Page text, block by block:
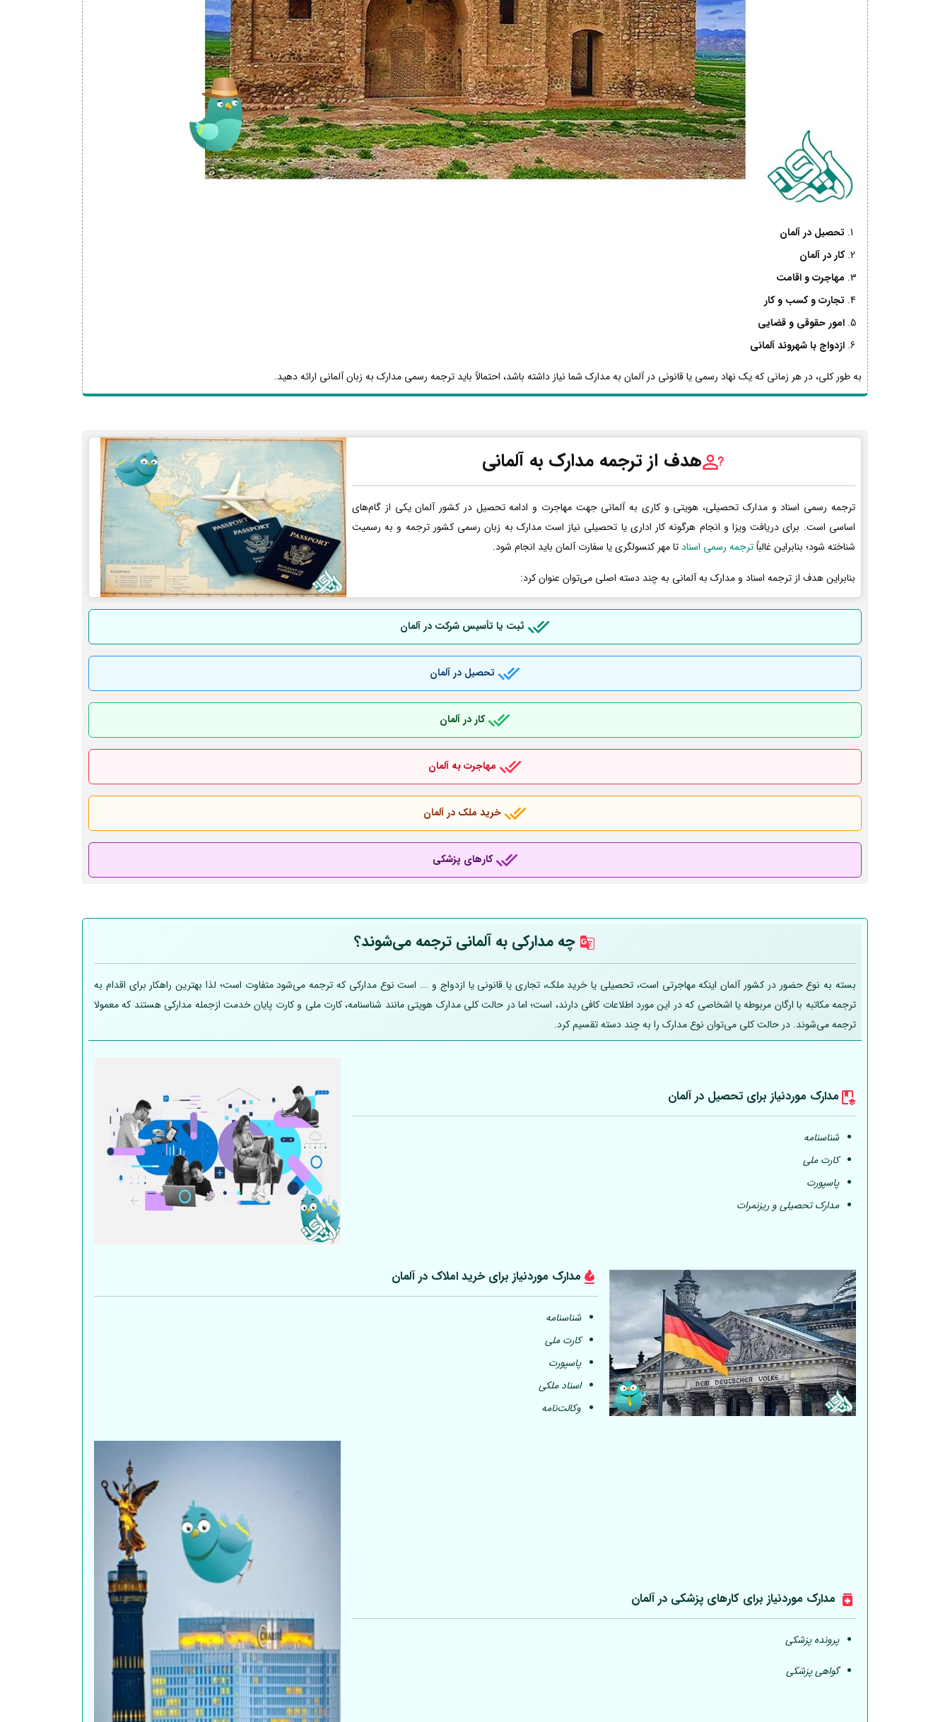
تحصیل در آلمان
کار در آلمان
مهاجرت و اقامت
تجارت و کسب و کار
امور حقوقی و قضایی
ازدواج با شهروند آلمانی
به طور کلی، در هر زمانی که یک نهاد رسمی یا قانونی در آلمان به مدارک شما نیاز داشته باشد، احتمالاً باید ترجمه رسمی مدارک به زبان آلمانی ارائه دهید.
هدف از ترجمه مدارک به آلمانی
ترجمه رسمی اسناد و مدارک تحصیلی، هویتی و کاری به آلمانی جهت مهاجرت و ادامه تحصیل در کشور آلمان یکی از گام‌های
اساسی است. برای دریافت ویزا و انجام هرگونه کار اداری یا تحصیلی نیاز است مدارک به زبان رسمی کشور ترجمه و به رسمیت
شناخته شود؛ بنابراین غالباًترجمه رسمی اسنادتا مهر کنسولگری یا سفارت آلمان باید انجام شود.
بنابراین هدف از ترجمه اسناد و مدارک به آلمانی به چند دسته اصلی می‌توان عنوان کرد:
ثبت یا تأسیس شرکت در آلمان
تحصیل در آلمان
کار در آلمان
مهاجرت به آلمان
خرید ملک در آلمان
کارهای پزشکی
چه مدارکی بهآلمانی ترجمه می‌شوند؟
بسته به نوع حضور در کشور آلمان اینکه مهاجرتی است، تحصیلی یا خرید ملک، تجاری یا قانونی یا ازدواج و ... است نوع مدارکی که ترجمه می‌شود متفاوت است؛ لذا بهترین راهکار برای اقدام به
ترجمه مکاتبه با ارگان مربوطه یا اشخاصی که در این مورد اطلاعات کافی دارند، است؛ اما در حالت کلی مدارک هویتی مانند شناسنامه، کارت ملی و کارت پایان خدمت ازجمله مدارکی هستند که معمولا
ترجمه می‌شوند. در حالت کلی می‌توان نوع مدارک را به چند دسته تقسیم کرد.
مدارک موردنیاز برای تحصیل درآلمان
شناسنامه
کارت ملی
پاسپورت
مدارک تحصیلی و ریزنمرات
مدارک موردنیاز برای خرید املاک درآلمان
شناسنامه
کارت ملی
پاسپورت
اسناد ملکی
وکالت‌نامه
مدارک موردنیاز برای کارهای پزشکی درآلمان
پرونده پزشکی
گواهی پزشکی